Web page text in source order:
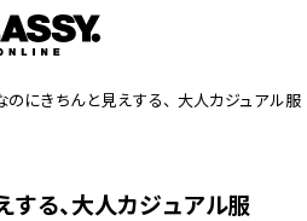
のにきちんと見えする、大人カジュアル
る、大人カジュアル服